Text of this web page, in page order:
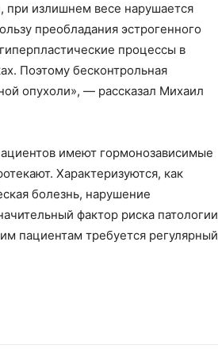
при излишнем весе нарушается
преобладания эстрогенного
процессы в
Поэтому бесконтрольная
опухоли», — рассказал Михаил
имеют гормонозависимые
Характеризуются, как
болезнь, нарушение
фактор риска патологии
пациентам требуется регулярный